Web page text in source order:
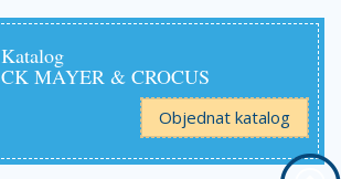
Katalog
CK MAYER & CROCUS
Objednat katalog